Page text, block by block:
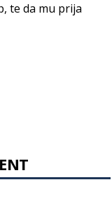
te da mu prija